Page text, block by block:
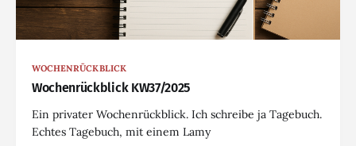
WOCHENRÜCKBLICK
Wochenrückblick KW37/2025
Ein privater Wochenrückblick. Ich schreibe ja Tagebuch.
Echtes Tagebuch, mit einem Lamy